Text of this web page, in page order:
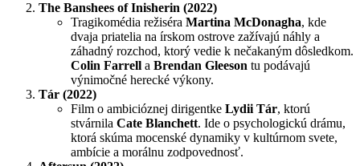
The Banshees of Inisherin (2022)
Tragikomédia režiséra Martina McDonagha, kde
dvaja priatelia na írskom ostrove zažívajú náhly a
záhadný rozchod, ktorý vedie k nečakaným dôsledkom.
Colin Farrell a Brendan Gleeson tu podávajú
výnimočné herecké výkony.
Tár (2022)
Film o ambicióznej dirigentke Lydii Tár, ktorú
stvárnila Cate Blanchett. Ide o psychologickú drámu,
ktorá skúma mocenské dynamiky v kultúrnom svete,
ambície a morálnu zodpovednosť.